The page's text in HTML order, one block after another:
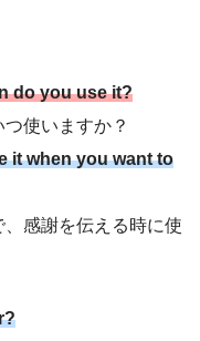
do you use it?
使いますか？
it when you want to
感謝を伝える時に使